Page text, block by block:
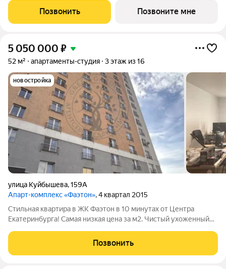
уровнем комфорта. Это проект для тех, кто ценит качество,
эстетику и функциональность городской
Позвонить Позвоните мне
5 050 000 ₽
52 м² апартаменты-студия 3 этаж из 16
новостройка
улица Куйбышева,159А
Апарт-комплекс «Фаэтон», 4 квартал 2015
Стильная квартира в ЖК Фаэтон в 10 минутах от Центра
Екатеринбурга! Самая низкая цена за м2. Чистый ухоженный
формате заезжай живи. В ванной комнате стены и пол
полностью в кафель. Всегда есть
Позвонить